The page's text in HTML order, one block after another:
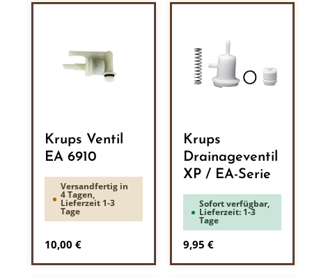
Krups Ventil
EA 6910
Versandfertig in
4 Tagen,
Lieferzeit 1-3
Tage
Regulärer Preis:
10,00 €
Krups
Drainageventil
XP / EA-Serie
Sofort verfügbar,
Lieferzeit: 1-3
Tage
Regulärer Preis:
9,95 €